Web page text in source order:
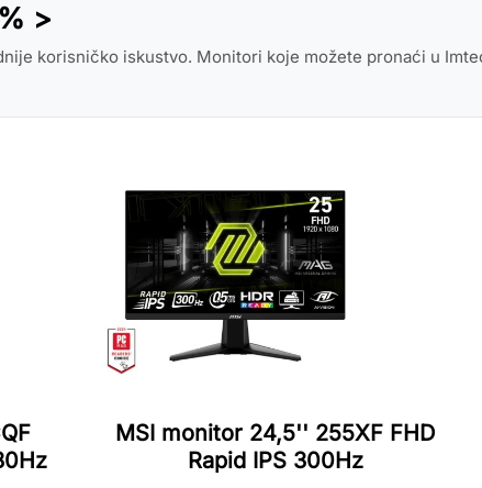
>
korisničko iskustvo. Monitori koje možete pronaći u
MSI monitor 24,5'' 255XF FHD
Rapid IPS 300Hz